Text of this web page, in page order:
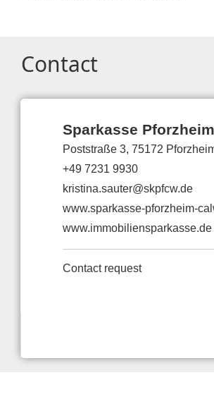
Contact
Sparkasse
Poststraße 3, 75172
+49 7231 9930
kristina.sauter@skpfcw.de
www.sparkasse-pforzheim-
www.immobiliensparkasse.de
Contact request